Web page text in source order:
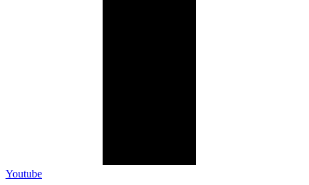
Youtube